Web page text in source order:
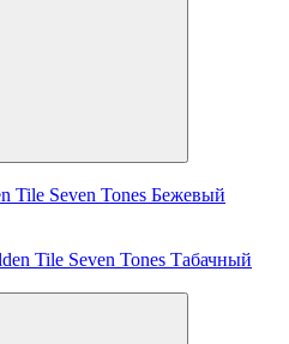
Tile Seven Tones Бежевый